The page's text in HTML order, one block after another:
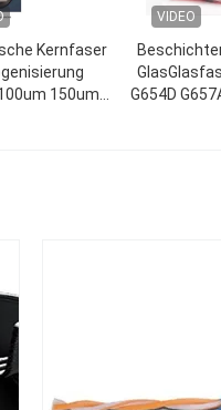
Kernfaser
150um
VIDEO
G654D